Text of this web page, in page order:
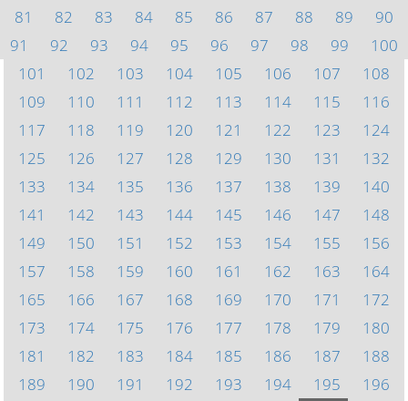
81
82 83 84 85 86 87 88 89
90
91
92 93 94 95 96 97 98 99
100
101
102 103 104 105 106 107
108
109
110 111 112 113 114 115
116
117
118 119 120 121 122 123
124
125
126 127 128 129 130 131
132
133
134 135 136 137 138 139
140
141
142 143 144 145 146 147
148
149
150 151 152 153 154 155
156
157
158 159 160 161 162 163
164
165
166 167 168 169 170 171
172
173
174 175 176 177 178 179
180
181
182 183 184 185 186 187
188
189
190 191 192 193 194 195
196